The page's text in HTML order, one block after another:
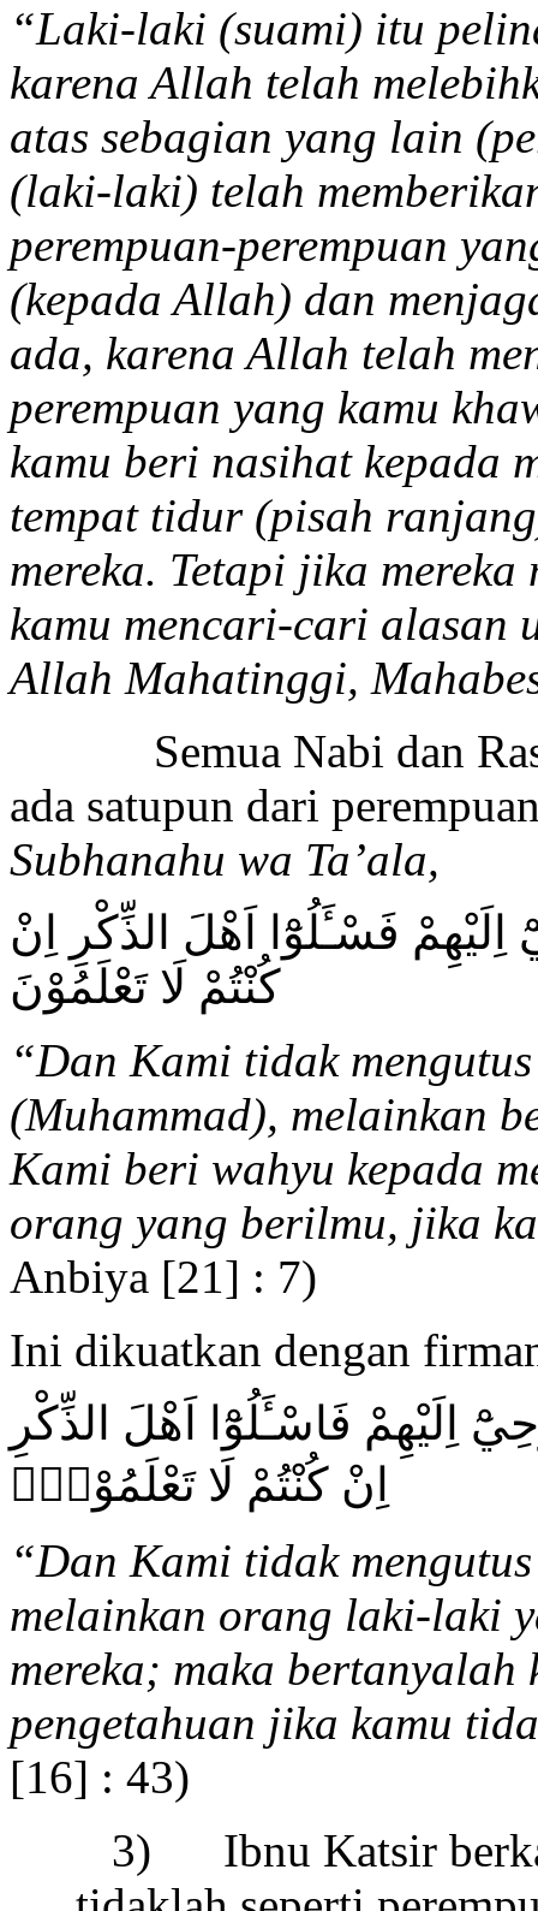
“Laki-laki (suami) itu
karena Allah telah
atas sebagian yang lain
(laki-laki) telah
perempuan-perempuan
(kepada Allah) dan
ada, karena Allah telah
perempuan yang kamu
kamu beri nasihat kepada
tempat tidur (pisah
mereka. Tetapi jika
kamu mencari-cari alasan
Allah Mahatinggi,
Semua Nabi dan
ada satupun dari
Subhanahu wa Ta’ala,
اِلَيْهِمْ فَسْـَٔلُوْٓا اَهْلَ الذِّكْرِ اِنْ
كُنْتُمْ لَا تَعْلَمُوْنَ
“Dan Kami tidak
(Muhammad), melainkan
Kami beri wahyu kepada
orang yang berilmu, jika
Anbiya [21] : 7)
Ini dikuatkan dengan
اِلَيْهِمْ فَاسْـَٔلُوْٓا اَهْلَ الذِّكْرِ
اِنْ كُنْتُمْ لَا تَعْلَمُوْنَۙ
“Dan Kami tidak
melainkan orang laki-laki
mereka; maka bertanyalah
pengetahuan jika kamu
[16] : 43)
3) Ibnu Katsir